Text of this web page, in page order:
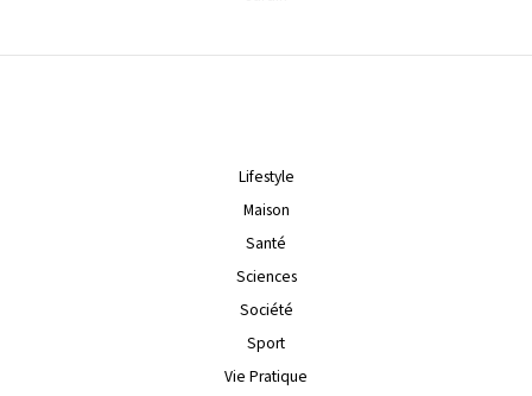
Lifestyle
Maison
Santé
Sciences
Société
Sport
Vie Pratique